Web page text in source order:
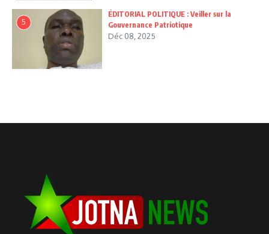
5
ÉDITORIAL POLITIQUE : Veiller sur la
Gouvernance Patriotique
Déc 08, 2025